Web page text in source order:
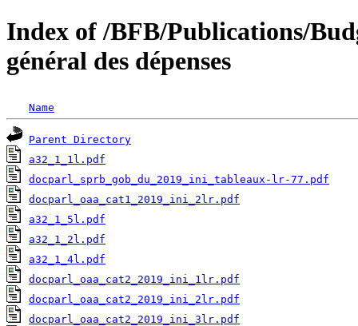
Index of /BFB/Publications/
général des dépenses
Name
Parent Directory
a32_1_1l.pdf
docparl_sprb_gob_du_2019_ini_tableaux-lr-77.pdf
docparl_oaa_cat1_2019_ini_2lr.pdf
a32_1_5l.pdf
a32_1_2l.pdf
a32_1_4l.pdf
docparl_oaa_cat2_2019_ini_1lr.pdf
docparl_oaa_cat2_2019_ini_2lr.pdf
docparl_oaa_cat2_2019_ini_3lr.pdf